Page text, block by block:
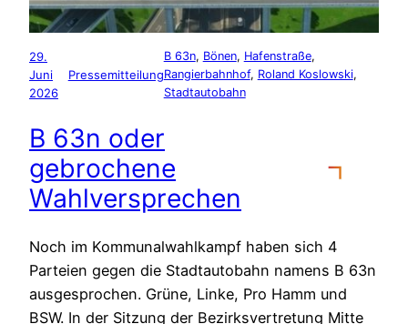
29.
Juni
2026
Pressemitteilung
B 63n, Bönen, Hafenstraße
Rangierbahnhof, Roland Koslowski
Stadtautobahn
B 63n oder
gebrochene
Wahlversprechen
Noch im Kommunalwahlkampf haben sich 4
Parteien gegen die Stadtautobahn namens B 63n
ausgesprochen. Grüne, Linke, Pro Hamm und
BSW. In der Sitzung der Bezirksvertretung Mitte